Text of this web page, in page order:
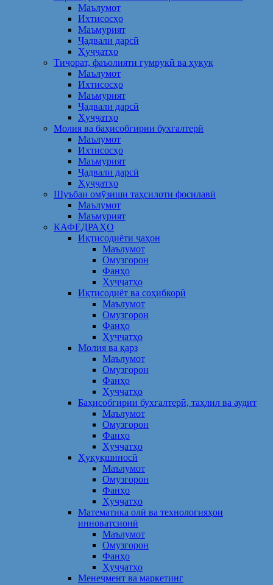
Маълумот
Ихтисосҳо
Маъмурият
Ҷадвали дарсӣ
Ҳуҷҷатҳо
Тиҷорат, фаъолияти гумрукӣ ва ҳуқуқ
Маълумот
Ихтисосҳо
Маъмурият
Ҷадвали дарсӣ
Ҳуҷҷатҳо
Молия ва баҳисобгирии бухгалтерӣ
Маълумот
Ихтисосҳо
Маъмурият
Ҷадвали дарсӣ
Ҳуҷҷатҳо
Шуъбаи омӯзиши таҳсилоти фосилавӣ
Маълумот
Маъмурият
КАФЕДРАҲО
Иқтисодиёти ҷаҳон
Маълумот
Омузгорон
Фанҳо
Ҳуҷҷатҳо
Иқтисодиёт ва соҳибкорӣ
Маълумот
Омузгорон
Фанҳо
Ҳуҷҷатҳо
Молия ва қарз
Маълумот
Омузгорон
Фанҳо
Ҳуҷҷатҳо
Баҳисобгирии бухгалтерӣ, таҳлил ва аудит
Маълумот
Омузгорон
Фанҳо
Ҳуҷҷатҳо
Ҳуқуқшиносӣ
Маълумот
Омузгорон
Фанҳо
Ҳуҷҷатҳо
Математика олӣ ва технологияҳои
инноватсионӣ
Маълумот
Омузгорон
Фанҳо
Ҳуҷҷатҳо
Менеҷмент ва маркетинг